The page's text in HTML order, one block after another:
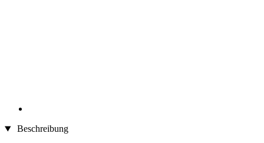
Beschreibung